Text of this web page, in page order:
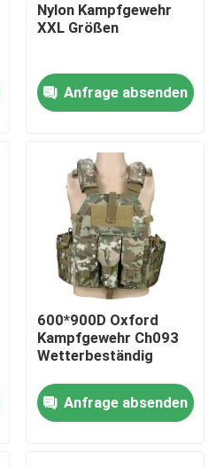
Nylon Kampfgewehr
XXL Größen
Anfrage absenden
600*900D Oxford
Kampfgewehr Ch093
Wetterbeständig
Anfrage absenden